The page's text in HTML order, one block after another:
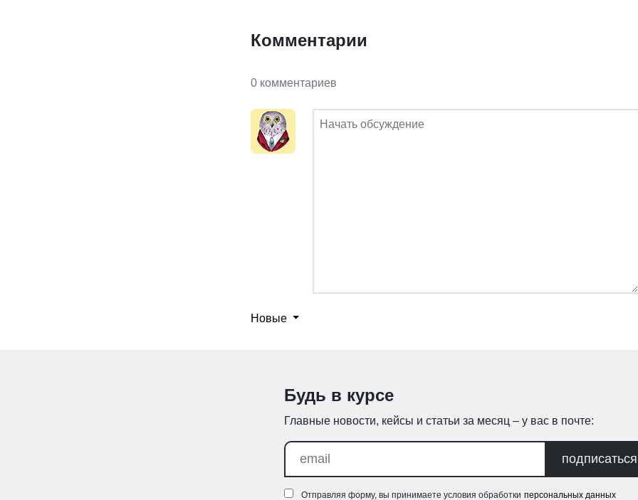
Комментарии
0 комментариев
Новые
Будь в курсе
Главные новости, кейсы и статьи за месяц – у вас в почте:
подписаться
Отправляя форму, вы принимаете условия обработки персональных данных